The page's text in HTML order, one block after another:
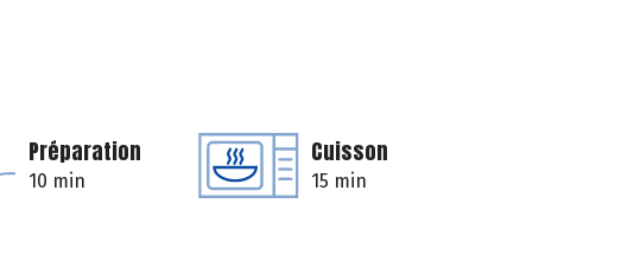
Préparation
10 min
Cuisson
15 min